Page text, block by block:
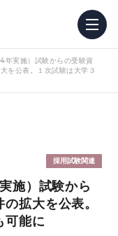
実施）試験からの受験資
を公表。１次試験は大学３
採用試験関連
施）試験から
拡大を公表。
可能に